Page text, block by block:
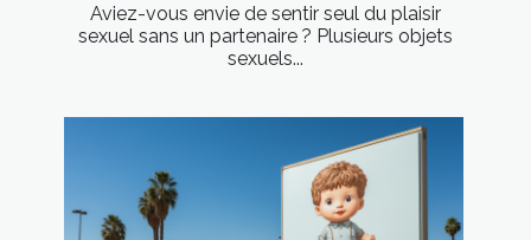
Aviez-vous envie de sentir seul du plaisir
sexuel sans un partenaire ? Plusieurs objets
sexuels...